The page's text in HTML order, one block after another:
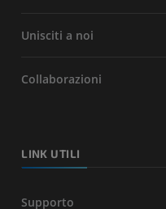
Unisciti a noi
Collaborazioni
LINK UTILI
Supporto